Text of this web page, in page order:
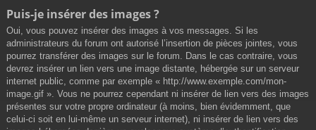
Puis-je insérer des images ?
Oui, vous pouvez insérer des images à vos messages. Si les
administrateurs du forum ont autorisé l’insertion de pièces jointes, vous
pourrez transférer des images sur le forum. Dans le cas contraire, vous
devrez insérer un lien vers une image distante, hébergée sur un serveur
internet public, comme par exemple « http://www.exemple.com/mon-
image.gif ». Vous ne pourrez cependant ni insérer de lien vers des images
présentes sur votre propre ordinateur (à moins, bien évidemment, que
celui-ci soit en lui-même un serveur internet), ni insérer de lien vers des